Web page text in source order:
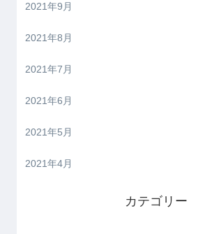
2021年9月
2021年8月
2021年7月
2021年6月
2021年5月
2021年4月
カテゴリー